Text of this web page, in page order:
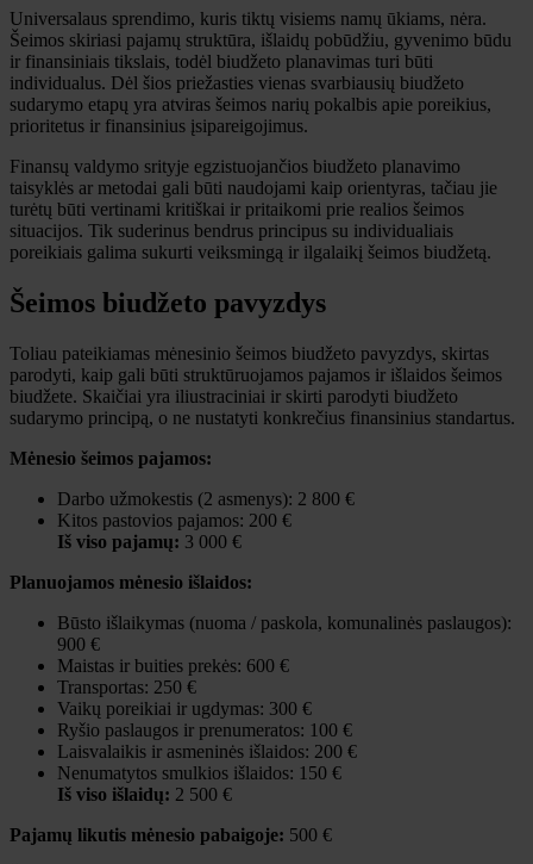
Universalaus sprendimo, kuris tiktų visiems namų ūkiams, nėra.
Šeimos skiriasi pajamų struktūra, išlaidų pobūdžiu, gyvenimo būdu
ir finansiniais tikslais, todėl biudžeto planavimas turi būti
individualus. Dėl šios priežasties vienas svarbiausių biudžeto
sudarymo etapų yra atviras šeimos narių pokalbis apie poreikius,
prioritetus ir finansinius įsipareigojimus.
Finansų valdymo srityje egzistuojančios biudžeto planavimo
taisyklės ar metodai gali būti naudojami kaip orientyras, tačiau jie
turėtų būti vertinami kritiškai ir pritaikomi prie realios šeimos
situacijos. Tik suderinus bendrus principus su individualiais
poreikiais galima sukurti veiksmingą ir ilgalaikį šeimos biudžetą.
Šeimos biudžeto pavyzdys
Toliau pateikiamas mėnesinio šeimos biudžeto pavyzdys, skirtas
parodyti, kaip gali būti struktūruojamos pajamos ir išlaidos šeimos
biudžete. Skaičiai yra iliustraciniai ir skirti parodyti biudžeto
sudarymo principą, o ne nustatyti konkrečius finansinius standartus.
Mėnesio šeimos pajamos:
Darbo užmokestis (2 asmenys): 2 800 €
Kitos pastovios pajamos: 200 €
Iš viso pajamų: 3 000 €
Planuojamos mėnesio išlaidos:
Būsto išlaikymas (nuoma / paskola, komunalinės paslaugos):
900 €
Maistas ir buities prekės: 600 €
Transportas: 250 €
Vaikų poreikiai ir ugdymas: 300 €
Ryšio paslaugos ir prenumeratos: 100 €
Laisvalaikis ir asmeninės išlaidos: 200 €
Nenumatytos smulkios išlaidos: 150 €
Iš viso išlaidų: 2 500 €
Pajamų likutis mėnesio pabaigoje: 500 €